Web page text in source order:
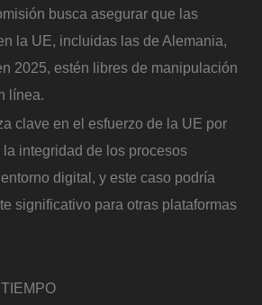
busca asegurar que las
la UE, incluidas las de Alemania,
2025, estén libres de manipulación
línea.
clave en el esfuerzo de la UE por
integridad de los procesos
digital, y este caso podría
significativo para otras plataformas